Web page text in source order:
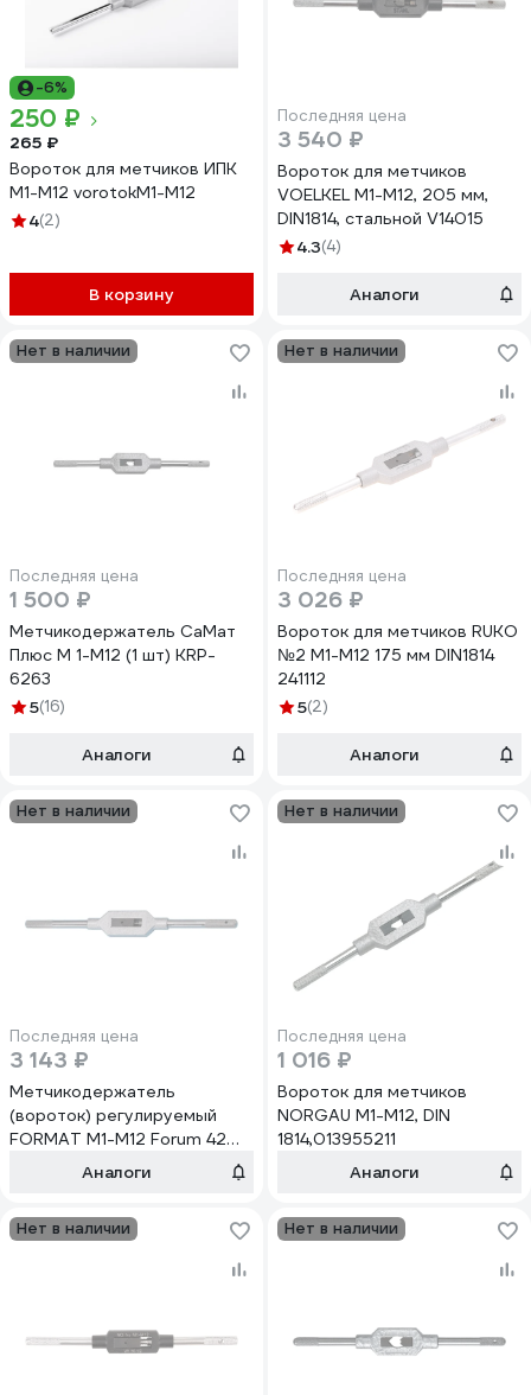
-6%
250 ₽
265 ₽
Вороток для метчиков ИПК
М1-М12 vorotokM1-M12
4(2)
В корзину
Последняя цена
3 540 ₽
Вороток для метчиков
VOELKEL M1-M12, 205 мм,
DIN1814, стальной V14015
4.3(4)
Аналоги
Нет в наличии
Последняя цена
1 500 ₽
Метчикодержатель СаМат
Плюс М 1-М12 (1 шт) KRP-
6263
5(16)
Аналоги
Нет в наличии
Последняя цена
3 026 ₽
Вороток для метчиков RUKO
№2 М1-М12 175 мм DIN1814
241112
5(2)
Аналоги
Нет в наличии
Последняя цена
3 143 ₽
Метчикодержатель
(вороток) регулируемый
FORMAT М1-М12 Forum 42
14904 016Аналоги
Нет в наличии
Последняя цена
1 016 ₽
Вороток для метчиков
NORGAU M1-M12, DIN
1814,013955211
Аналоги
Нет в наличии Нет в наличии